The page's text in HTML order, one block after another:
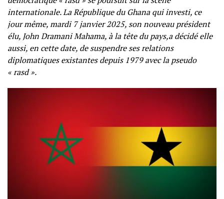
internationale. La République du Ghana qui investi, ce
jour même, mardi 7 janvier 2025, son nouveau président
élu, John Dramani Mahama, à la tête du pays,a décidé elle
aussi, en cette date, de suspendre ses relations
diplomatiques existantes depuis 1979 avec la pseudo
« rasd ».